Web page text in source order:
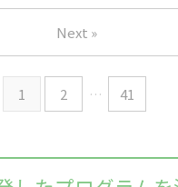
1 2 … 41
Next »